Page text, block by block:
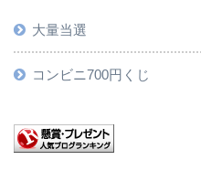
大量当選
コンビニ700円くじ